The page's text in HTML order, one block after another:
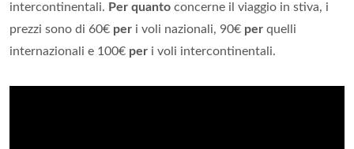
intercontinentali. Per quanto concerne il viaggio in stiva, i
prezzi sono di 60€ per i voli nazionali, 90€ per quelli
internazionali e 100€ per i voli intercontinentali.